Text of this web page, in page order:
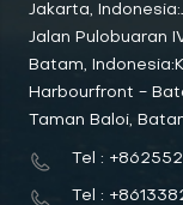
Jakarta,
Jalan Pulobuaran
Batam,
Harbourfront -
Taman Baloi,
Tel :
Tel :